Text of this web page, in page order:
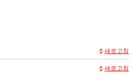
새로고침
새로고침